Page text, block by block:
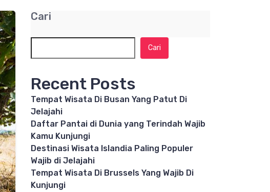
Cari
Cari
Recent Posts
Tempat Wisata Di Busan Yang Patut Di
Jelajahi
Daftar Pantai di Dunia yang Terindah Wajib
Kamu Kunjungi
Destinasi Wisata Islandia Paling Populer
Wajib di Jelajahi
Tempat Wisata Di Brussels Yang Wajib Di
Kunjungi